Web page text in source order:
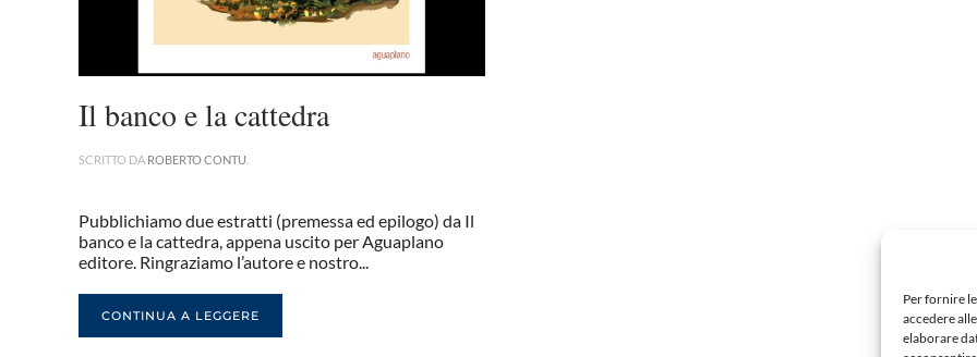
Per fornire
accedere
elaborare
Il banco e la cattedra
SCRITTO DA ROBERTO CONTU
Pubblichiamo due estratti (premessa ed epilogo) da Il
banco e la cattedra, appena uscito per Aguaplano
editore. Ringraziamo l’autore e nostro...
CONTINUA A LEGGERE